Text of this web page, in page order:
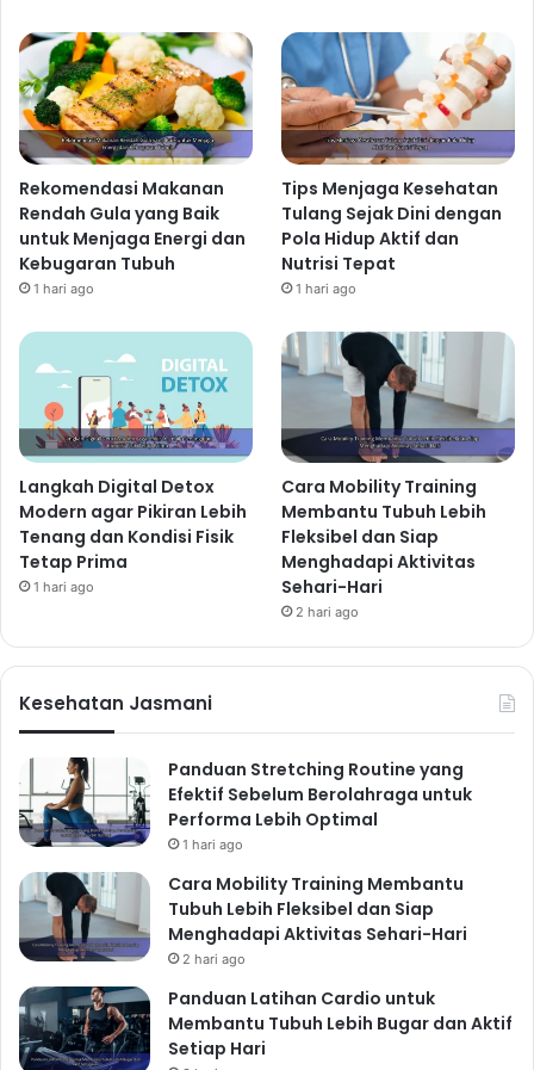
Rekomendasi Makanan
Rendah Gula yang Baik
untuk Menjaga Energi dan
Kebugaran Tubuh
1 hari ago
Tips Menjaga Kesehatan
Tulang Sejak Dini dengan
Pola Hidup Aktif dan
Nutrisi Tepat
1 hari ago
Langkah Digital Detox
Modern agar Pikiran Lebih
Tenang dan Kondisi Fisik
Tetap Prima
1 hari ago
Cara Mobility Training
Membantu Tubuh Lebih
Fleksibel dan Siap
Menghadapi Aktivitas
Sehari-Hari
2 hari ago
Kesehatan Jasmani
Panduan Stretching Routine yang
Efektif Sebelum Berolahraga untuk
Performa Lebih Optimal
1 hari ago
Cara Mobility Training Membantu
Tubuh Lebih Fleksibel dan Siap
Menghadapi Aktivitas Sehari-Hari
2 hari ago
Panduan Latihan Cardio untuk
Membantu Tubuh Lebih Bugar dan Aktif
Setiap Hari